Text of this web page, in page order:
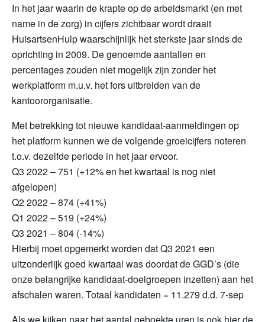
In het jaar waarin de krapte op de arbeidsmarkt (en met
name in de zorg) in cijfers zichtbaar wordt draait
HuisartsenHulp waarschijnlijk het sterkste jaar sinds de
oprichting in 2009. De genoemde aantallen en
percentages zouden niet mogelijk zijn zonder het
werkplatform m.u.v. het fors uitbreiden van de
kantoororganisatie.
Met betrekking tot nieuwe kandidaat-aanmeldingen op
het platform kunnen we de volgende groeicijfers noteren
t.o.v. dezelfde periode in het jaar ervoor.
Q3 2022 – 751 (+12% en het kwartaal is nog niet
afgelopen)
Q2 2022 – 874 (+41%)
Q1 2022 – 519 (+24%)
Q3 2021 – 804 (-14%)
Hierbij moet opgemerkt worden dat Q3 2021 een
uitzonderlijk goed kwartaal was doordat de GGD’s (die
onze belangrijke kandidaat-doelgroepen inzetten) aan het
afschalen waren. Totaal kandidaten = 11.279 d.d. 7-sep
Als we kijken naar het aantal geboekte uren is ook hier de